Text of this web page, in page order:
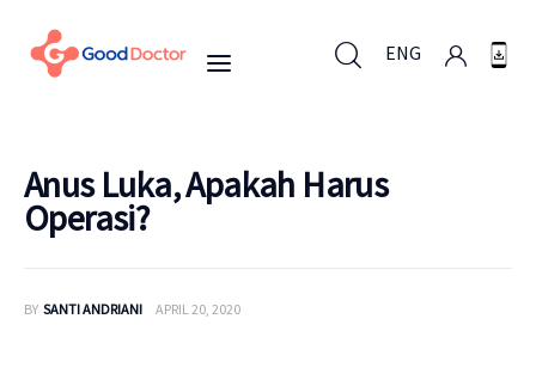
ENG
Anus Luka, Apakah Harus
Operasi?
BY SANTI ANDRIANI APRIL 20, 2020